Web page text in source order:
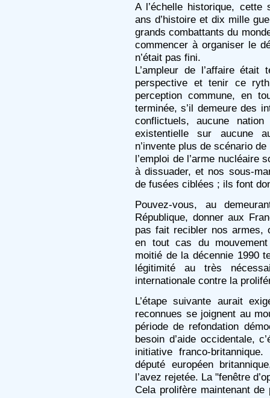
A l’échelle historique,
ans d’histoire et dix mille
grands combattants du
commencer à organiser le
n’était pas fini.
L’ampleur de l’affaire
perspective et tenir ce
perception commune, en
terminée, s’il demeure des
conflictuels, aucune
existentielle sur aucune
n’invente plus de scénario
l’emploi de l’arme nucléaire
à dissuader, et nos sous-
de fusées ciblées ; ils font
Pouvez-vous, au
République, donner aux
pas fait recibler nos armes,
en tout cas du
moitié de la décennie 1990
légitimité au très
internationale contre la
L’étape suivante aurait
reconnues se joignent au
période de refondation
besoin d’aide occidentale,
initiative franco-
député européen
l’avez rejetée. La "fenêtre
Cela prolifère maintenant